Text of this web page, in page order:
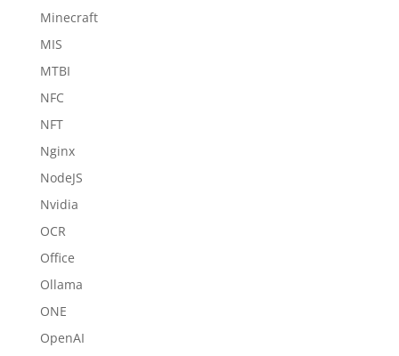
Minecraft
MIS
MTBI
NFC
NFT
Nginx
NodeJS
Nvidia
OCR
Office
Ollama
ONE
OpenAI